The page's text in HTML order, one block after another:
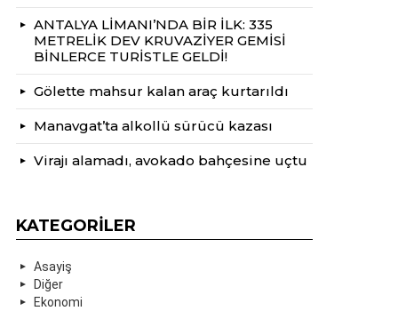
ANTALYA LİMANI’NDA BİR İLK: 335
METRELİK DEV KRUVAZİYER GEMİSİ
BİNLERCE TURİSTLE GELDİ!
Gölette mahsur kalan araç kurtarıldı
Manavgat’ta alkollü sürücü kazası
Virajı alamadı, avokado bahçesine uçtu
KATEGORILER
Asayiş
Diğer
Ekonomi